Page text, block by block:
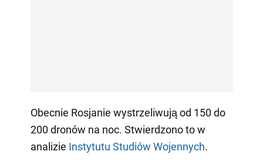
Obecnie Rosjanie wystrzeliwują od 150 do
200 dronów na noc. Stwierdzono to w
analizie Instytutu Studiów Wojennych.